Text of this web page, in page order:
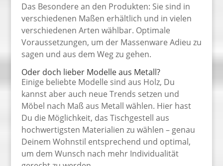
Das Besondere an den Produkten: Sie sind in
verschiedenen Maßen erhältlich und in vielen
verschiedenen Arten wählbar. Optimale
Voraussetzungen, um der Massenware Adieu zu
sagen und aus dem Weg zu gehen.
Oder doch lieber Modelle aus Metall?
Einige beliebte Modelle sind aus Holz, Du
kannst aber auch neue Trends setzen und
Möbel nach Maß aus Metall wählen. Hier hast
Du die Möglichkeit, das Tischgestell aus
hochwertigsten Materialien zu wählen – genau
Deinem Wohnstil entsprechend und optimal,
um dem Wunsch nach mehr Individualität